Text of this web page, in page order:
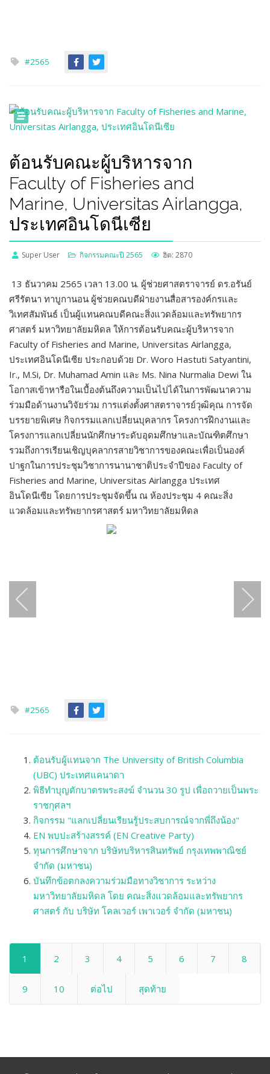
#2565
ต้อนรับคณะผู้บริหารจาก
Faculty of Fisheries and
Marine, Universitas Airlangga,
ประเทศอินโดนีเซีย
Super User กิจกรรมคณะปี 2565 ฮิต: 2870
13 ธันวาคม 2565 เวลา 13.00 น. ผู้ช่วยศาสตราจารย์ ดร.อรันย์
ศรีรัตนา ทาบูกานอน ผู้ช่วยคณบดีฝ่ายงานสื่อสารองค์กรและ
วิเทศสัมพันธ์ เป็นผู้แทนคณบดีคณะสิ่งแวดล้อมและทรัพยากร
ศาสตร์ มหาวิทยาลัยมหิดล ให้การต้อนรับคณะผู้บริหารจาก
Faculty of Fisheries and Marine, Universitas Airlangga,
ประเทศอินโดนีเซีย ประกอบด้วย Dr. Woro Hastuti Satyantini,
Ir., M.Si, Dr. Muhamad Amin และ Ms. Nina Nurmalia Dewi ใน
โอกาสเข้าหารือในเบื้องต้นถึงความเป็นไปได้ในการพัฒนาความ
ร่วมมือด้านงานวิจัยร่วม การแต่งตั้งศาสตราจารย์วุฒิคุณ การจัด
บรรยายพิเศษ กิจกรรมแลกเปลี่ยนบุคลากร โครงการฝึกงานและ
โครงการแลกเปลี่ยนนักศึกษาระดับอุดมศึกษาและบัณฑิตศึกษา
รวมถึงการเรียนเชิญบุคลากรสายวิชาการของคณะเพื่อเป็นองค์
ปาฐกในการประชุมวิชาการนานาชาติประจำปีของ Faculty of
Fisheries and Marine, Universitas Airlangga ประเทศ
อินโดนีเซีย โดยการประชุมจัดขึ้น ณ ห้องประชุม 4 คณะสิ่ง
แวดล้อมและทรัพยากรศาสตร์ มหาวิทยาลัยมหิดล
#2565
ต้อนรับผู้แทนจาก The University of British Columbia
(UBC) ประเทศแคนาดา
พิธีทำบุญตักบาตรพระสงฆ์ จำนวน 30 รูป เพื่อถวายเป็นพระ
ราชกุศลฯ
กิจกรรม "แลกเปลี่ยนเรียนรู้ประสบการณ์จากพี่ถึงน้อง"
EN พบปะสร้างสรรค์ (EN Creative Party)
ทุนการศึกษาจาก บริษัทบริหารสินทรัพย์ กรุงเทพพาณิชย์
จำกัด (มหาชน)
บันทึกข้อตกลงความร่วมมือทางวิชาการ ระหว่าง
มหาวิทยาลัยมหิดล โดย คณะสิ่งแวดล้อมและทรัพยากร
ศาสตร์ กับ บริษัท โคลเวอร์ เพาเวอร์ จำกัด (มหาชน)
1 2 3 4 5 6 7 8
9 10 ต่อไป สุดท้าย